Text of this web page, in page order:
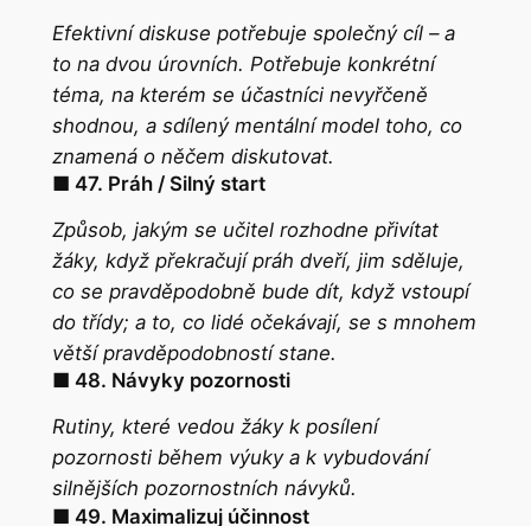
Efektivní diskuse potřebuje společný cíl – a
to na dvou úrovních. Potřebuje konkrétní
téma, na kterém se účastníci nevyřčeně
shodnou, a sdílený mentální model toho, co
znamená o něčem diskutovat.
■ 47. Práh / Silný start
Způsob, jakým se učitel rozhodne přivítat
žáky, když překračují práh dveří, jim sděluje,
co se pravděpodobně bude dít, když vstoupí
do třídy; a to, co lidé očekávají, se s mnohem
větší pravděpodobností stane.
■ 48. Návyky pozornosti
Rutiny, které vedou žáky k posílení
pozornosti během výuky a k vybudování
silnějších pozornostních návyků.
■ 49. Maximalizuj účinnost